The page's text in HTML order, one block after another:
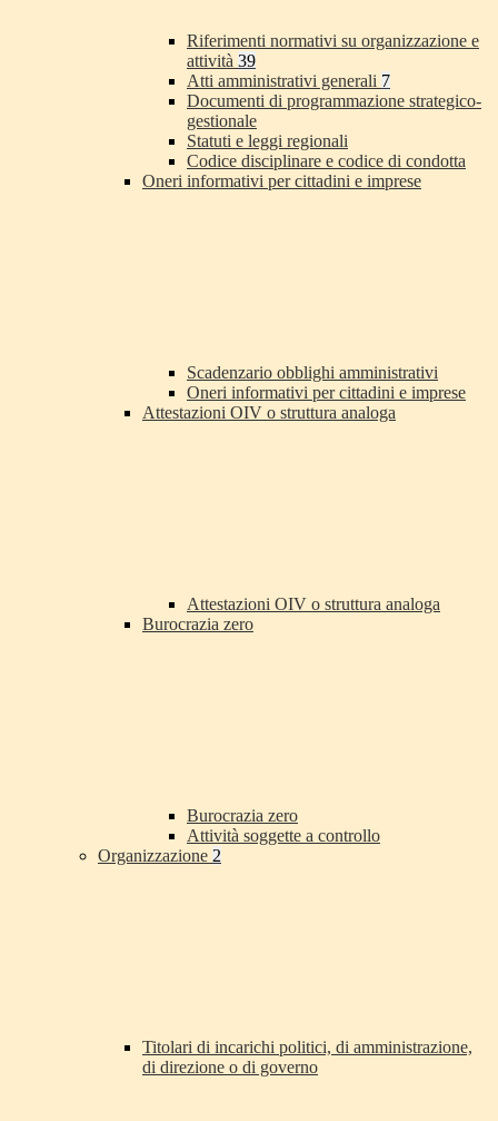
Riferimenti normativi su organizzazione e
attività 39
Atti amministrativi generali 7
Documenti di programmazione strategico-
gestionale
Statuti e leggi regionali
Codice disciplinare e codice di condotta
Oneri informativi per cittadini e imprese
Scadenzario obblighi amministrativi
Oneri informativi per cittadini e imprese
Attestazioni OIV o struttura analoga
Attestazioni OIV o struttura analoga
Burocrazia zero
Burocrazia zero
Attività soggette a controllo
Organizzazione 2
Titolari di incarichi politici, di amministrazione,
di direzione o di governo